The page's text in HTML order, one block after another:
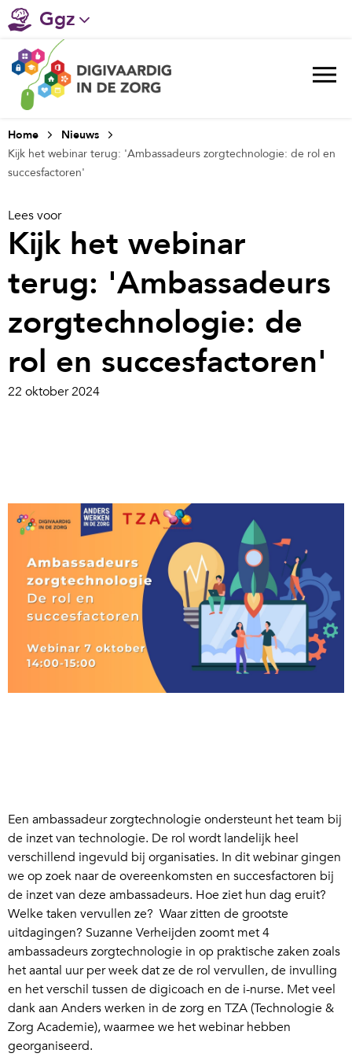
Ggz
Gehandicaptenzorg
Verpleeghuiszorg & Zorg thuis
Ziekenhuizen
Huisartsenzorg
Welzijn / sociaal werk
Home
Nieuws
Kijk het webinar terug: 'Ambassadeurs zorgtechnologie: de rol en
succesfactoren'
Lees voor
Kijk het webinar
terug: 'Ambassadeurs
zorgtechnologie: de
rol en succesfactoren'
22 oktober 2024
Een ambassadeur zorgtechnologie ondersteunt het team bij
de inzet van technologie. De rol wordt landelijk heel
verschillend ingevuld bij organisaties. In dit webinar gingen
we op zoek naar de overeenkomsten en succesfactoren bij
de inzet van deze ambassadeurs. Hoe ziet hun dag eruit?
Welke taken vervullen ze? Waar zitten de grootste
uitdagingen? Suzanne Verheijden zoomt met 4
ambassadeurs zorgtechnologie in op praktische zaken zoals
het aantal uur per week dat ze de rol vervullen, de invulling
en het verschil tussen de digicoach en de i-nurse. Met veel
dank aan Anders werken in de zorg en TZA (Technologie &
Zorg Academie), waarmee we het webinar hebben
georganiseerd.